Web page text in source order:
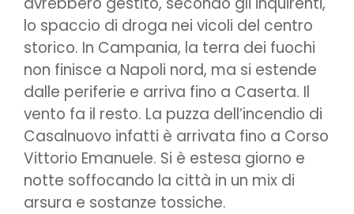
lo spaccio di droga nei vicoli del centro
storico. In Campania, la terra dei fuochi
non finisce a Napoli nord, ma si estende
dalle periferie e arriva fino a Caserta. Il
vento fa il resto. La puzza dell’incendio di
Casalnuovo infatti è arrivata fino a Corso
Vittorio Emanuele. Si è estesa giorno e
notte soffocando la città in un mix di
arsura e sostanze tossiche.